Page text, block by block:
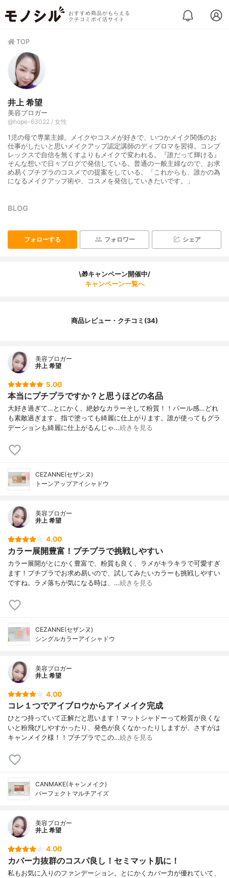
おすすめ商品がもらえる
クチコミポイ活サイト
TOP
井上 希望
美容ブロガー
@hope-63022 / 女性
1児の母で専業主婦。メイクやコスメが好きで、いつかメイク関係のお
仕事がしたいと思いメイクアップ認定講師のディプロマを習得。コンプ
レックスで自信を無くすよりもメイクで変われる。『誰だって輝ける』
そんな想いで日々ブログで発信している。普通の一般主婦なので、お求
め易くプチプラのコスメでの提案をしている。「これからも、誰かの為
になるメイクアップ術や、コスメを発信していきたいです。」
BLOG
フォローする フォロワー シェア
\🎁キャンペーン開催中/
キャンペーン一覧へ
商品レビュー・クチコミ(34)
美容ブロガー
井上 希望
5.00
本当にプチプラですか？と思うほどの名品
大好き過ぎて…とにかく、絶妙なカラーそして粉質！！パール感…どれ
も素敵過ぎます。指で塗っても綺麗に仕上がります。誰が使ってもグラ
デーションも綺麗に仕上がるんじゃ…続きを見る
CEZANNE(セザンヌ)
トーンアップアイシャドウ
美容ブロガー
井上 希望
4.00
カラー展開豊富！プチプラで挑戦しやすい
カラー展開がとにかく豊富で、粉質も良く、ラメがキラキラで可愛すぎ
ます！プチプラでお求め易いので、試してみたいカラーも挑戦しやすい
ですね。ラメ落ちが気になる時は、…続きを見る
CEZANNE(セザンヌ)
シングルカラーアイシャドウ
美容ブロガー
井上 希望
4.00
コレ１つでアイブロウからアイメイク完成
ひとつ持っていて正解だと思います！マットシャドーって粉質が良くな
いと粉飛びしやすかったり、発色が良くなかったりしますが、さすがは
キャンメイク様！！プチプラでこの…続きを見る
CANMAKE(キャンメイク)
パーフェクトマルチアイズ
美容ブロガー
井上 希望
4.00
カバー力抜群のコスパ良し！セミマット肌に！
私もお気に入りのファンデーション。とにかくカバー力が優れていて、